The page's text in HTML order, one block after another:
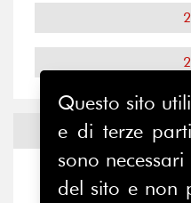
Questo sito
e di terze
sono
del sito e non